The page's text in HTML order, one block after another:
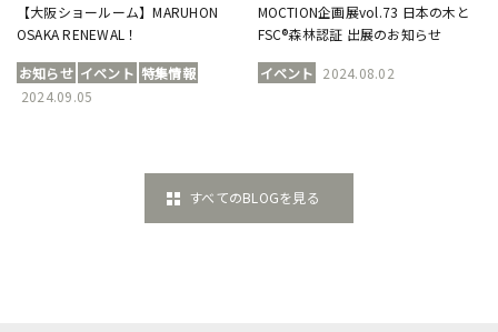
【大阪ショールーム】MARUHON
OSAKA RENEWAL！
お知らせ イベント 特集情報
2024.09.05
MOCTION企画展vol.73 日本の木と
FSC®森林認証 出展のお知らせ
イベント 2024.08.02
すべてのBLOGを見る